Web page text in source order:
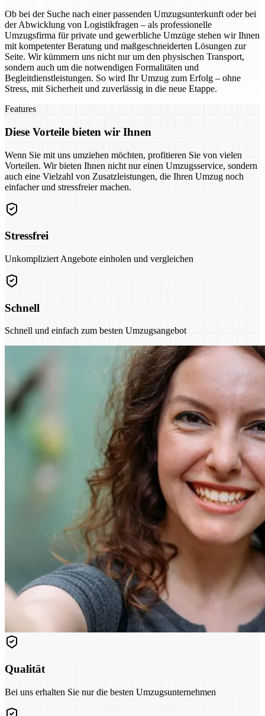
Ob bei der Suche nach einer passenden Umzugsunterkunft oder bei
der Abwicklung von Logistikfragen – als professionelle
Umzugsfirma für private und gewerbliche Umzüge stehen wir Ihnen
mit kompetenter Beratung und maßgeschneiderten Lösungen zur
Seite. Wir kümmern uns nicht nur um den physischen Transport,
sondern auch um die notwendigen Formalitäten und
Begleitdienstleistungen. So wird Ihr Umzug zum Erfolg – ohne
Stress, mit Sicherheit und zuverlässig in die neue Etappe.
Features
Diese Vorteile bieten wir Ihnen
Wenn Sie mit uns umziehen möchten, profitieren Sie von vielen
Vorteilen. Wir bieten Ihnen nicht nur einen Umzugsservice, sondern
auch eine Vielzahl von Zusatzleistungen, die Ihren Umzug noch
einfacher und stressfreier machen.
Stressfrei
Unkompliziert Angebote einholen und vergleichen
Schnell
Schnell und einfach zum besten Umzugsangebot
Qualität
Bei uns erhalten Sie nur die besten Umzugsunternehmen